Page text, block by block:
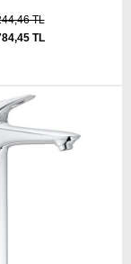
TL
TL